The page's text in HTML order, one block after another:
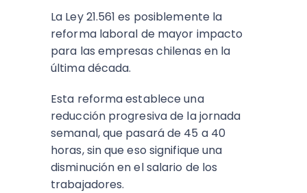
La Ley 21.561 es posiblemente la
reforma laboral de mayor impacto
para las empresas chilenas en la
última década.
Esta reforma establece una
reducción progresiva de la jornada
semanal, que pasará de 45 a 40
horas, sin que eso signifique una
disminución en el salario de los
trabajadores.